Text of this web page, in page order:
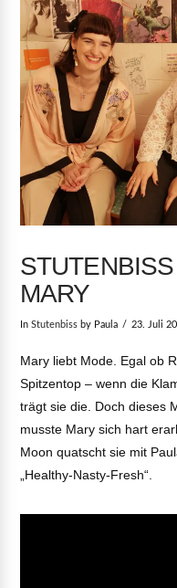
MARY
InStutenbiss by Paula 23. Juli
Mary liebt Mode. Egal ob
Spitzentop – wenn die
trägt sie die. Doch dieses
musste Mary sich hart
Moon quatscht sie mit
„Healthy-Nasty-Fresh“.